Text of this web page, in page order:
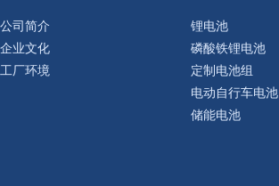
公司简介
企业文化
工厂环境
锂电池
磷酸铁锂电池
定制电池组
电动自行车电池
储能电池